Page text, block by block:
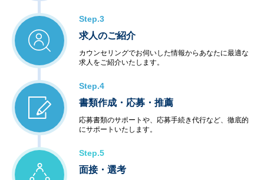
Step.3
求人のご紹介
カウンセリングでお伺いした情報からあなたに最適な
求人をご紹介いたします。
Step.4
書類作成・応募・推薦
応募書類のサポートや、応募手続き代行など、徹底的
にサポートいたします。
Step.5
面接・選考